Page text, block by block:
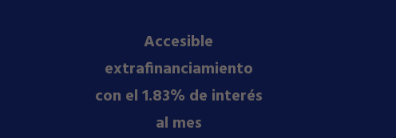
Accesible
extrafinanciamiento
con el 1.83% de interés
al mes